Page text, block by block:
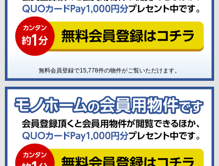
無料会員登録で15,778件の物件がご覧いただけます。